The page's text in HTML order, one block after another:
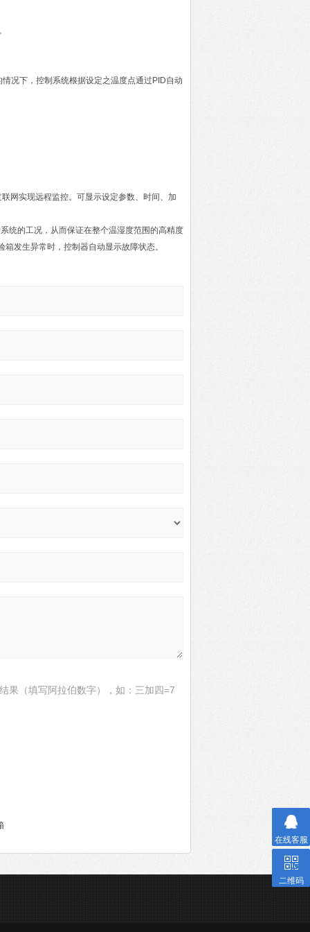
况下，控制系统根据设定之温度点通过PID自动
网实现远程监控。可显示设定参数、时间、加
统的工况，从而保证在整个温湿度范围的高精度
发生异常时，控制器自动显示故障状态。
果（填写阿拉伯数字），如：三加四=7
在线客服
二维码